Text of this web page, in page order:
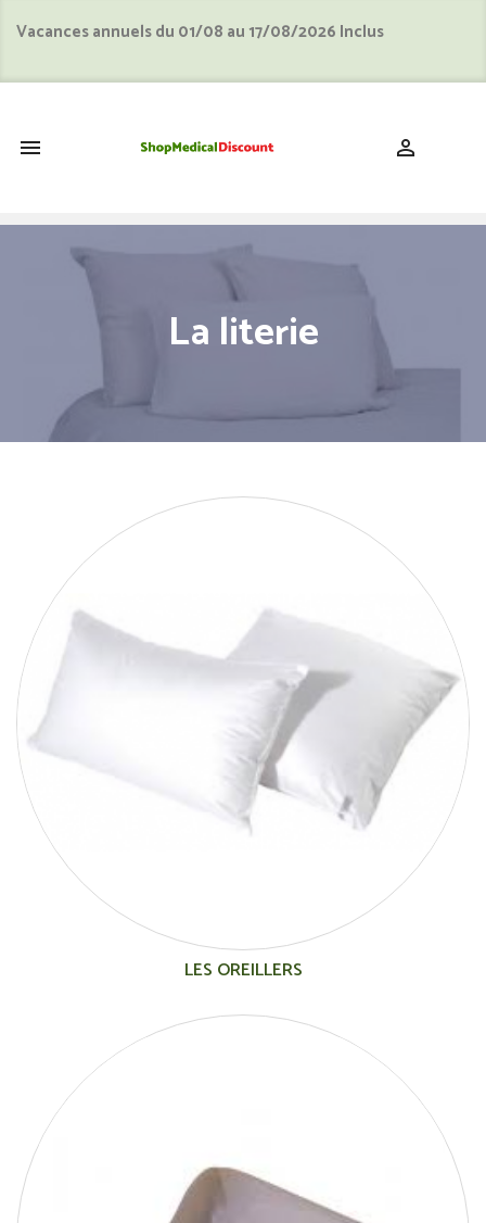
Vacances annuels du 01/08 au 17/08/2026 Inclus
 
La literie
LES OREILLERS